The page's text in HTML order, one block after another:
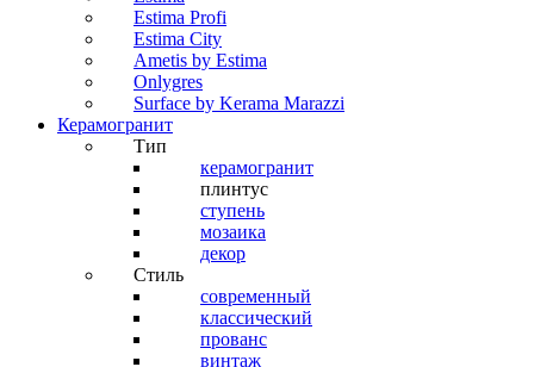
Estima Profi
Estima City
Ametis by Estima
Onlygres
Surface by Kerama Marazzi
Керамогранит
Тип
керамогранит
плинтус
ступень
мозаика
декор
Стиль
современный
классический
прованс
винтаж